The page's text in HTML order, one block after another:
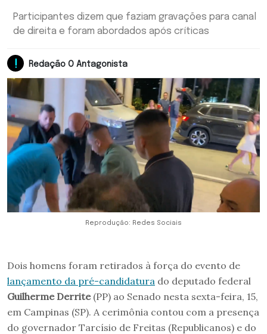
Participantes dizem que faziam gravações para canal
de direita e foram abordados após críticas
Redação O Antagonista
Reprodução: Redes Sociais
Dois homens foram retirados à força do evento de
lançamento da pré-candidatura do deputado federal
Guilherme Derrite(PP) ao Senado nesta sexta-feira, 15,
em Campinas (SP). A cerimônia contou com a presença
do governador Tarcísio de Freitas (Republicanos) e do